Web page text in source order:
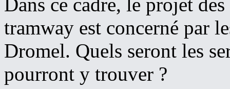
Dans ce cadre, le projet
tramway est concerné par
Dromel. Quels seront les
pourront y trouver ?